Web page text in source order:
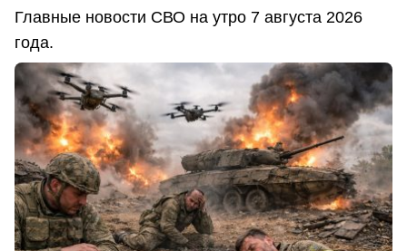
Главные новости СВО на утро 7 августа 2026
года.